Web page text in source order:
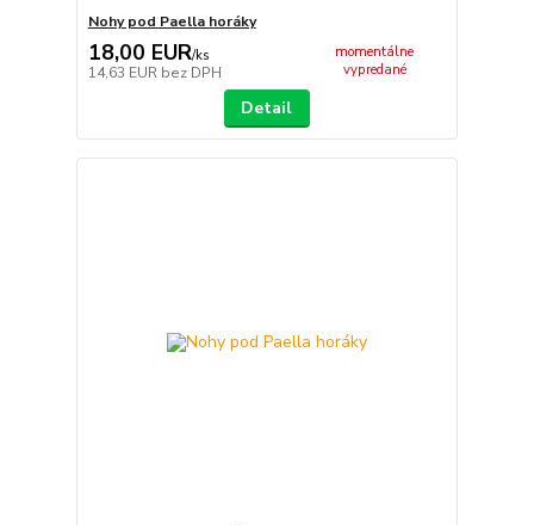
Nohy pod Paella horáky
18,00 EUR/ks
14,63 EUR bez DPH
momentálne
vypredané
Detail